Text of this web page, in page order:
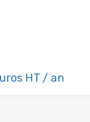
HT / an